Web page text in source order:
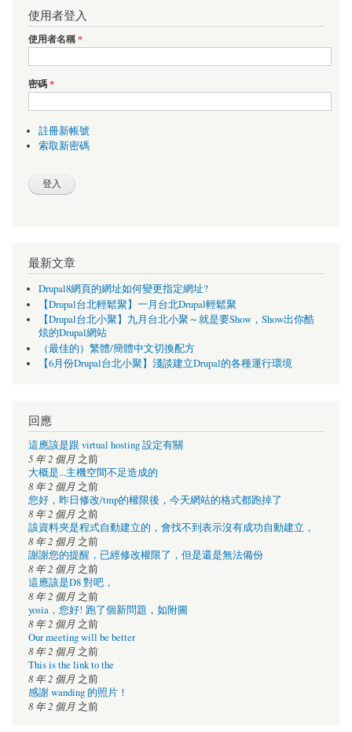
使用者登入
使用者名稱*
密碼*
註冊新帳號
索取新密碼
最新文章
Drupal8網頁的網址如何變更指定網址?
【Drupal台北輕鬆聚】一月台北Drupal輕鬆聚
【Drupal台北小聚】九月台北小聚～就是要Show，Show出你酷
炫的Drupal網站
（最佳的）繁體/簡體中文切換配方
【6月份Drupal台北小聚】淺談建立Drupal的各種運行環境
回應
這應該是跟 virtual hosting 設定有關
5 年 2 個月 之前
大概是...主機空間不足造成的
8 年 2 個月 之前
您好，昨日修改/tmp的權限後，今天網站的格式都跑掉了
8 年 2 個月 之前
該資料夾是程式自動建立的，會找不到表示沒有成功自動建立，
8 年 2 個月 之前
謝謝您的提醒，已經修改權限了，但是還是無法備份
8 年 2 個月 之前
這應該是D8 對吧，
8 年 2 個月 之前
yosia，您好! 跑了個新問題，如附圖
8 年 2 個月 之前
Our meeting will be better
8 年 2 個月 之前
This is the link to the
8 年 2 個月 之前
感謝 wanding 的照片！
8 年 2 個月 之前